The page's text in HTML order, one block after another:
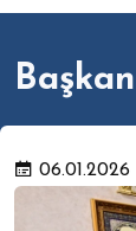
06.01.2026